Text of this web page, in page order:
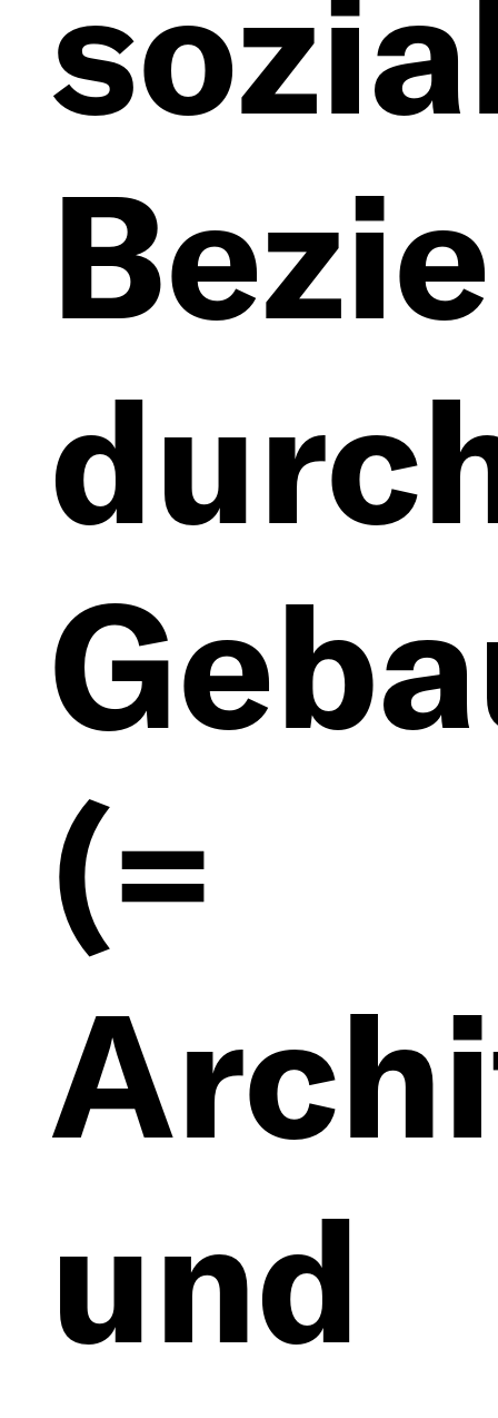
(=
und